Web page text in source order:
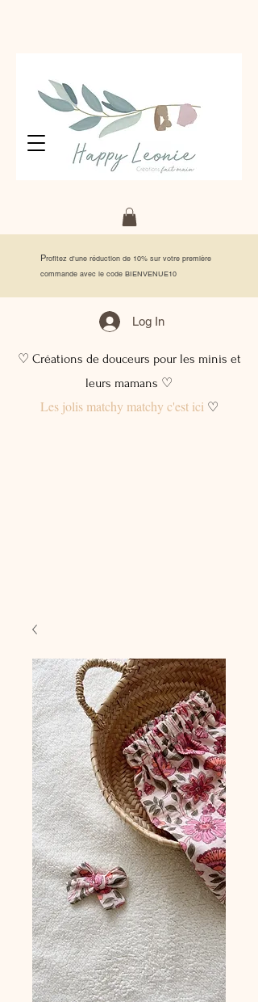
Profitez d'une réduction de 10% sur votre première
commande avec le code BIENVENUE10
Log In
♡ Créations de douceurs pour les minis et
leurs mamans ♡
Les jolis matchy matchy c'est ici♡